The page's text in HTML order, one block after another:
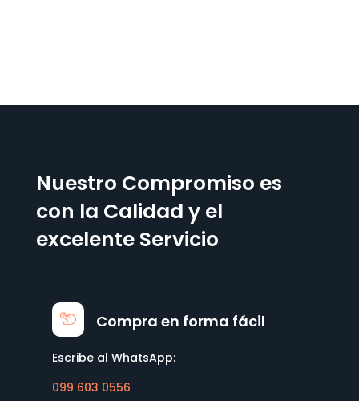
Nuestro Compromiso es
con la Calidad y el
excelente Servicio
Compra en forma fácil
Escribe al WhatsApp:
099 603 0556